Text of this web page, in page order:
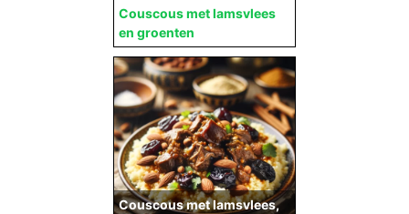
Couscous met lamsvlees
en groenten
Couscous met lamsvlees,